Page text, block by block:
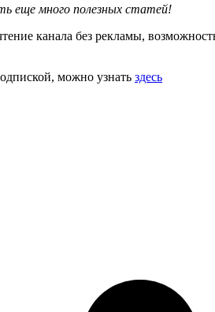
еще много полезных статей!
канала без рекламы,
можно узнать здесь